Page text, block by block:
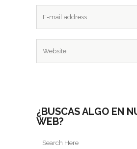
¿BUSCAS ALGO EN
WEB?